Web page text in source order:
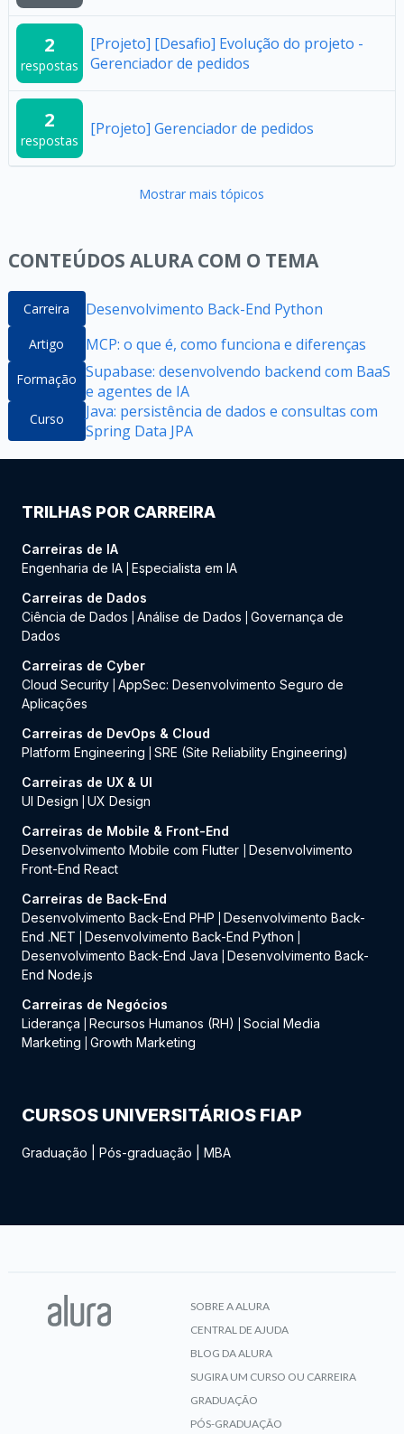
2
respostas
[Projeto] [Desafio] Evolução do projeto -
Gerenciador de pedidos
2
respostas
[Projeto] Gerenciador de pedidos
Mostrar mais tópicos
CONTEÚDOS ALURA COM O TEMA
Carreira Desenvolvimento Back-End Python
Artigo MCP: o que é, como funciona e diferenças
Formação Supabase: desenvolvendo backend com BaaS
e agentes de IA
Curso
Java: persistência de dados e consultas com
Spring Data JPA
TRILHAS POR CARREIRA
Carreiras de IA
Engenharia de IA Especialista em IA
Carreiras de Dados
Ciência de Dados
Análise de Dados
Governança de
Dados
Carreiras de Cyber
Cloud Security AppSec: Desenvolvimento Seguro de
Aplicações
Carreiras de DevOps & Cloud
Platform Engineering
SRE (Site Reliability Engineering)
Carreiras de UX & UI
UI Design
UX Design
Carreiras de Mobile & Front-End
Desenvolvimento Mobile com Flutter
Desenvolvimento
Front-End React
Carreiras de Back-End
Desenvolvimento Back-End PHP
Desenvolvimento Back-
End .NET
Desenvolvimento Back-End Python
Desenvolvimento Back-End Java
Desenvolvimento Back-
End Node.js
Carreiras de Negócios
Liderança
Recursos Humanos (RH)
Social Media
Marketing
Growth Marketing
CURSOS UNIVERSITÁRIOS FIAP
Graduação Pós-graduação MBA
SOBRE A ALURA
CENTRAL DE AJUDA
BLOG DA ALURA
SUGIRA UM CURSO OU CARREIRA
GRADUAÇÃO
PÓS-GRADUAÇÃO